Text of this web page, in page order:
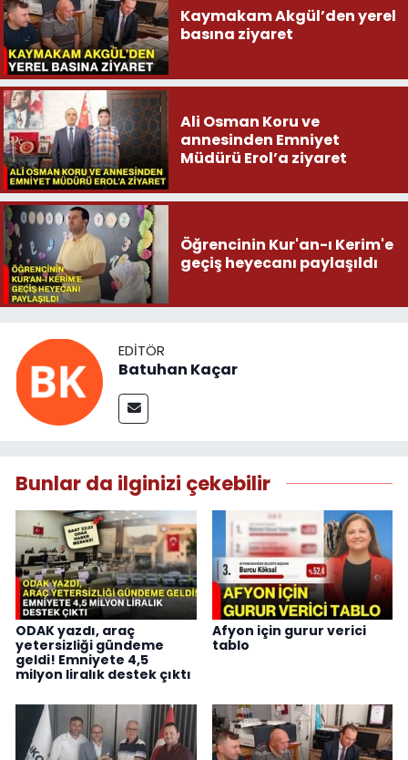
Kaymakam Akgül’den yerel
basına ziyaret
Ali Osman Koru ve
annesinden Emniyet
Müdürü Erol’a ziyaret
Öğrencinin Kur'an-ı Kerim'e
geçiş heyecanı paylaşıldı
EDITÖR
Batuhan Kaçar
Bunlar da ilginizi çekebilir
ODAK yazdı, araç
yetersizliği gündeme
geldi! Emniyete 4,5
milyon liralık destek çıktı
Afyon için gurur verici
tablo